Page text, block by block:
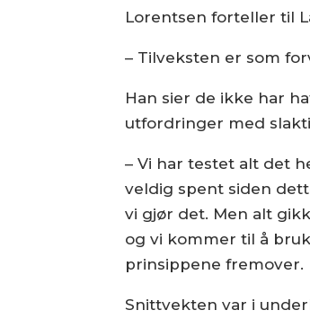
Lorentsen forteller til
– Tilveksten er som
Han sier de ikke har
utfordringer med
– Vi har testet alt det
veldig spent siden
vi gjør det. Men alt
og vi kommer til å
prinsippene fremover.
Snittvekten var i